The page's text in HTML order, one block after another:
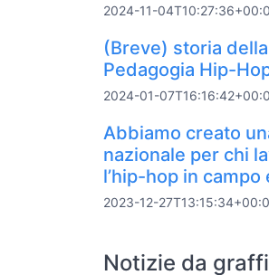
2024-11-
(Breve) storia
Pedagogia Hip-
2024-01-
Abbiamo creato
nazionale per chi
l’hip-hop in
2023-12-
Notizie da